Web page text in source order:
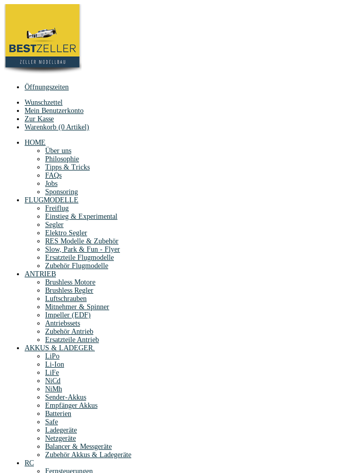
Öffnungszeiten
Wunschzettel
Mein Benutzerkonto
Zur Kasse
Warenkorb (0 Artikel)
HOME
Über uns
Philosophie
Tipps & Tricks
FAQs
Jobs
Sponsoring
FLUGMODELLE
Freiflug
Einstieg & Experimental
Segler
Elektro Segler
RES Modelle & Zubehör
Slow, Park & Fun - Flyer
Ersatzteile Flugmodelle
Zubehör Flugmodelle
ANTRIEB
Brushless Motore
Brushless Regler
Luftschrauben
Mitnehmer & Spinner
Impeller (EDF)
Antriebssets
Zubehör Antrieb
Ersatzteile Antrieb
AKKUS & LADEGER.
LiPo
Li-Ion
LiFe
NiCd
NiMh
Sender-Akkus
Empfänger Akkus
Batterien
Safe
Ladegeräte
Netzgeräte
Balancer & Messgeräte
Zubehör Akkus & Ladegeräte
RC
Fernsteuerungen